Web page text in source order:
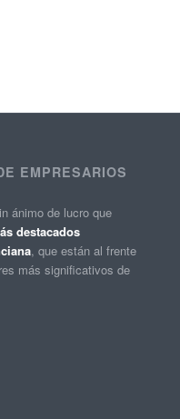
EMPRESARIOS
ánimo de lucro que
destacados
, que están al frente
más significativos de